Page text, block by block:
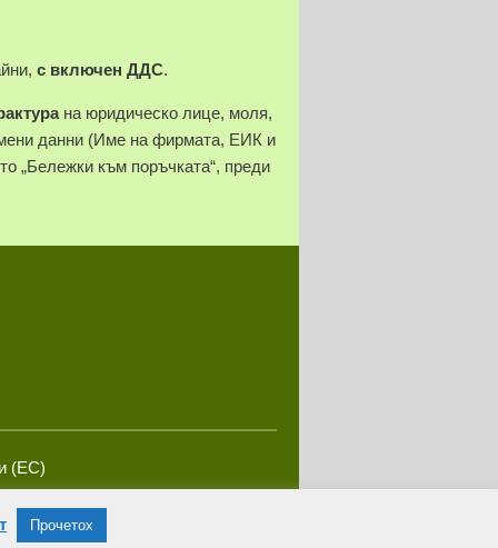
с включен ДДС.
на юридическо лице, моля,
данни (Име на фирмата, ЕИК и
„Бележки към поръчката“, преди
(ЕС)
Прочетох